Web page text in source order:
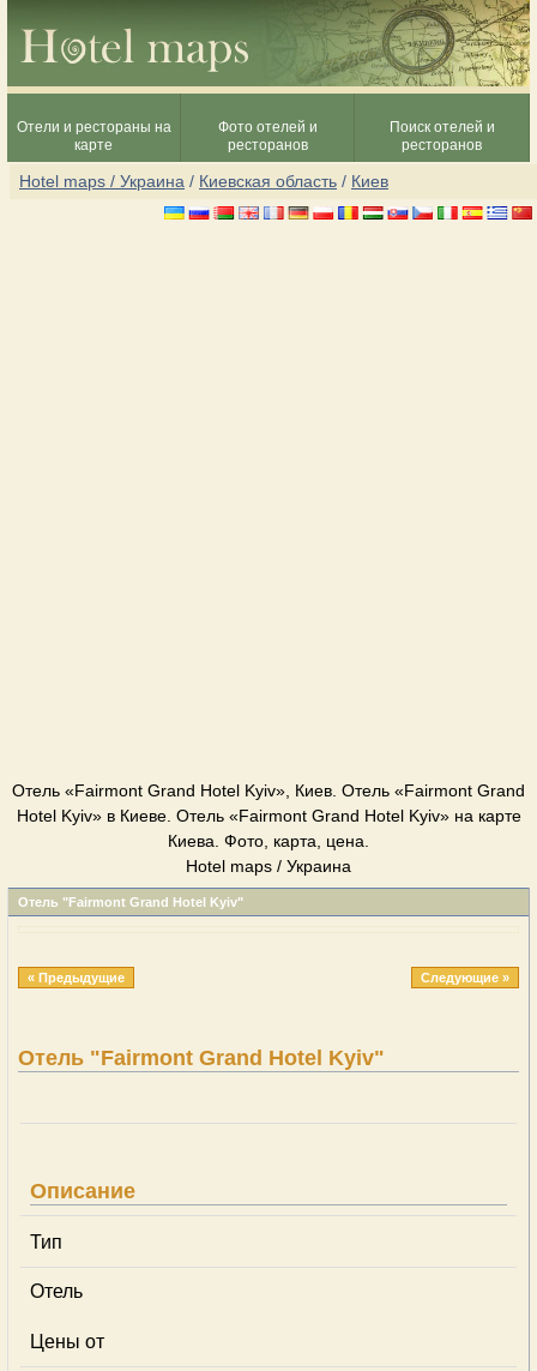
Отели и рестораны на
карте
Фото отелей и
ресторанов
Поиск отелей и
ресторанов
Hotel maps / Украина / Киевская область / Киев
Отель «Fairmont Grand Hotel Kyiv», Киев. Отель «Fairmont Grand
Hotel Kyiv» в Киеве. Отель «Fairmont Grand Hotel Kyiv» на карте
Киева. Фото, карта, цена.
Hotel maps / Украина
Отель "Fairmont Grand Hotel Kyiv"
« Предыдущие Следующие »
Отель "Fairmont Grand Hotel Kyiv"
Описание
Тип
Отель
Цены от